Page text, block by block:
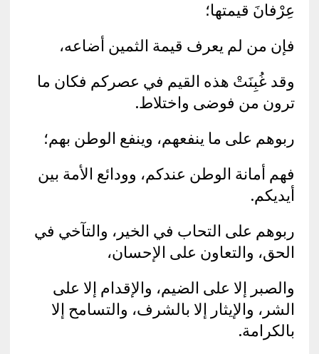
عِرْفانَ قيمتها؛
فإن من لم يعرف قيمة الثمين أضاعه،
وقد غُبِنَتْ هذه القيم في عصركم فكان ما
ترون من فوضى واختلاط.
ربوهم على ما ينفعهم، وينفع الوطن بهم؛
فهم أمانة الوطن عندكم، وودائع الأمة بين
أيديكم.
ربوهم على التحاب في الخير، والتآخي في
الحق، والتعاون على الإحسان،
والصبر إلا على الضيم، والإقدام إلا على
الشر، والإيثار إلا بالشرف، والتسامح إلا
بالكرامة.